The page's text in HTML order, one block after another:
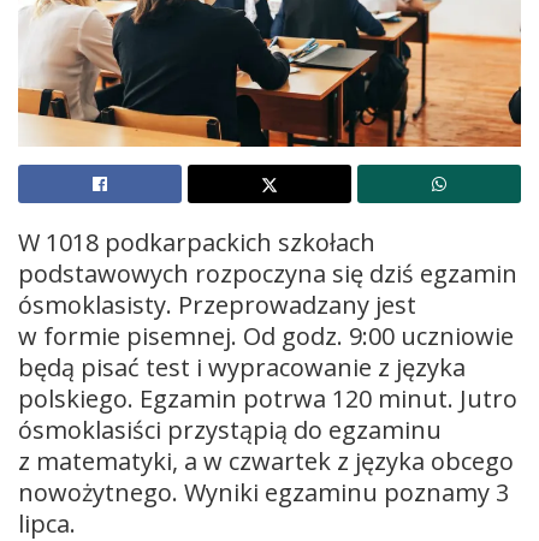
W 1018 podkarpackich szkołach
podstawowych rozpoczyna się dziś egzamin
ósmoklasisty. Przeprowadzany jest
w formie pisemnej. Od godz. 9:00 uczniowie
będą pisać test i wypracowanie z języka
polskiego. Egzamin potrwa 120 minut. Jutro
ósmoklasiści przystąpią do egzaminu
z matematyki, a w czwartek z języka obcego
nowożytnego. Wyniki egzaminu poznamy 3
lipca.